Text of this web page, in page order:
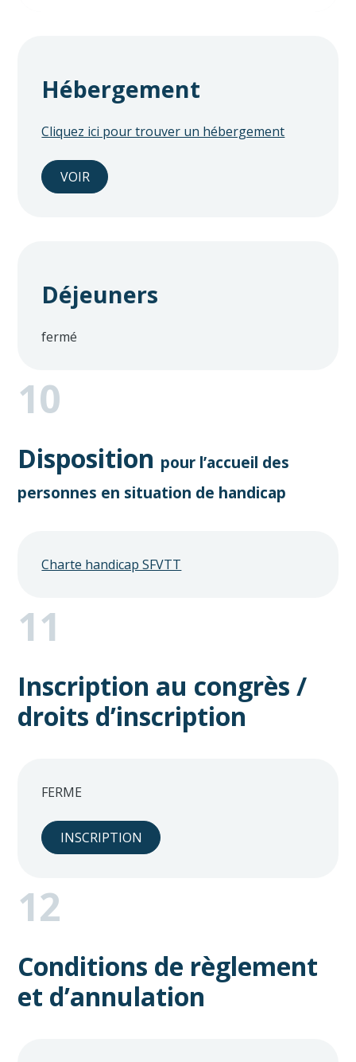
Hébergement
Cliquez ici pour trouver un hébergement
VOIR
Déjeuners
fermé
10
Disposition pour l’accueil des
personnes en situation de handicap
Charte handicap SFVTT
11
Inscription au congrès /
droits d’inscription
FERME
INSCRIPTION
12
Conditions de règlement
et d’annulation